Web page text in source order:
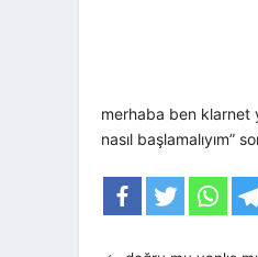
merhaba ben klarnet
nasıl başlamalıyım”